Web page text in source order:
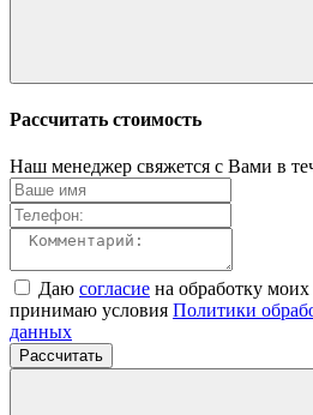
Рассчитать стоимость
Наш менеджер свяжется с Вами в
Даю согласие на обработку
принимаю условия Политики
данных
Рассчитать